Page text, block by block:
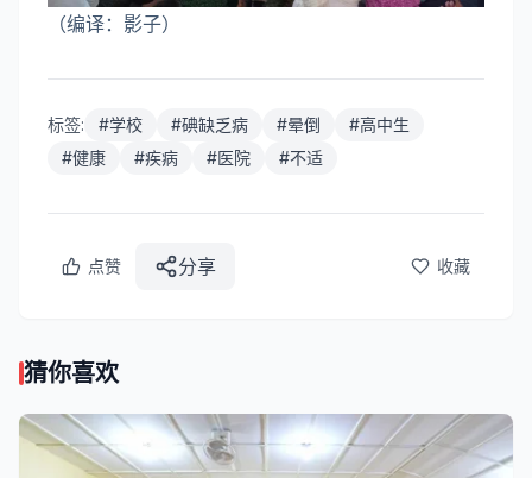
（编译：影子）
标签: #学校 #碘缺乏病 #晕倒 #高中生
#健康 #疾病 #医院 #不适
点赞 分享 收藏
猜你喜欢